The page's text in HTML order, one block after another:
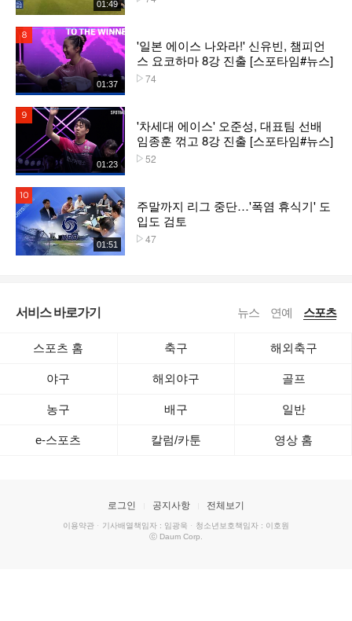
01:49
01:37
'일본 에이스 나와라!' 신유빈, 챔피언
스 요코하마 8강 진출 [스포타임#뉴스]
74
01:23
'차세대 에이스' 오준성, 대표팀 선배
임종훈 꺾고 8강 진출 [스포타임#뉴스]
52
01:51
주말까지 리그 중단…'폭염 휴식기' 도
입도 검토
47
서비스 바로가기 뉴스 연예 스포츠
스포츠 홈 축구 해외축구
야구 해외야구 골프
농구 배구 일반
e-스포츠 칼럼/카툰 영상 홈
로그인 공지사항 전체보기
이용약관 · 기사배열책임자 : 임광욱 · 청소년보호책임자 : 이호원
ⓒ Daum Corp.